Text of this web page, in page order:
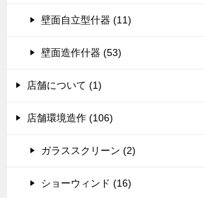
壁面自立型什器 (11)
壁面造作什器 (53)
店舗について (1)
店舗環境造作 (106)
ガラススクリーン (2)
ショーウィンド (16)